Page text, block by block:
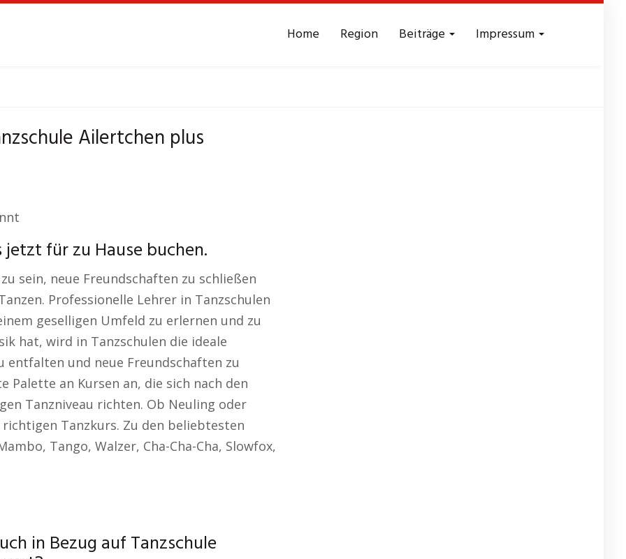
Home Region Beiträge Impressum
Ailertchen
Ailertchen plus
für zu Hause buchen.
sein, neue Freundschaften zu schließen
Professionelle Lehrer in Tanzschulen
geselligen Umfeld zu erlernen und zu
hat, wird in Tanzschulen die ideale
entfalten und neue Freundschaften zu
Palette an Kursen an, die sich nach den
Tanzniveau richten. Ob Neuling oder
Tanzkurs. Zu den beliebtesten
Tango, Walzer, Cha-Cha-Cha, Slowfox,
in Bezug auf Tanzschule